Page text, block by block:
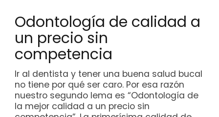
Odontología de calidad a
un precio sin
competencia
Ir al dentista y tener una buena salud bucal
no tiene por qué ser caro. Por esa razón
nuestro segundo lema es “Odontología de
la mejor calidad a un precio sin